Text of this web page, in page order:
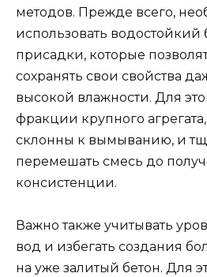
методов. Прежде всего,
использовать водостойкий
присадки, которые
сохранять свои свойства
высокой влажности. Для
фракции крупного
склонны к вымыванию, и
перемешать смесь до
консистенции.
Важно также учитывать
вод и избегать создания
на уже залитый бетон. Для